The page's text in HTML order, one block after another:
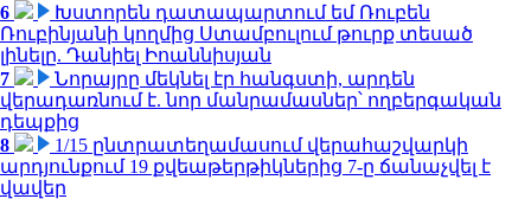
6
Խստորեն դատապարտում եմ Ռուբեն
Ռուբինյանի կողմից Ստամբուլում թուրք տեսած
լինելը. Դանիել Իոաննիսյան
7
Նորայրը մեկնել էր հանգստի, արդեն
վերադառնում է. նոր մանրամասներ՝ ողբերգական
դեպքից
8
1/15 ընտրատեղամասում վերահաշվարկի
արդյունքում 19 քվեաթերթիկներից 7-ը ճանաչվել է
վավեր